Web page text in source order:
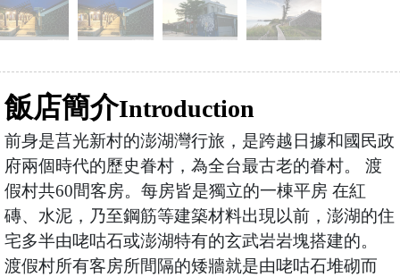
飯店簡介Introduction
前身是莒光新村的澎湖灣行旅，是跨越日據和國民政
府兩個時代的歷史眷村，為全台最古老的眷村。 渡
假村共60間客房。每房皆是獨立的一棟平房 在紅
磚、水泥，乃至鋼筋等建築材料出現以前，澎湖的住
宅多半由咾咕石或澎湖特有的玄武岩岩塊搭建的。
渡假村所有客房所間隔的矮牆就是由咾咕石堆砌而